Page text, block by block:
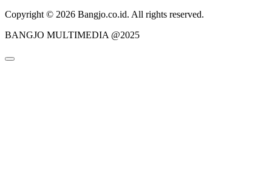
Copyright © 2026 Bangjo.co.id. All rights reserved.
BANGJO MULTIMEDIA @2025